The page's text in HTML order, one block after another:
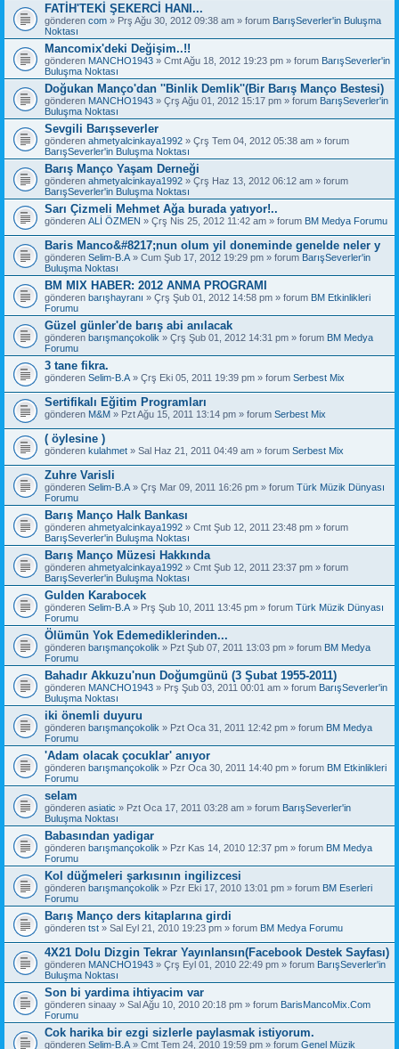
FATİH'TEKİ ŞEKERCİ HANI...
gönderen com » Prş Ağu 30, 2012 09:38 am » forum BarışSeverler'in Buluşma
Noktası
Mancomix'deki Değişim..!!
gönderen MANCHO1943 » Cmt Ağu 18, 2012 19:23 pm » forum BarışSeverler'in
Buluşma Noktası
Doğukan Manço'dan ''Binlik Demlik''(Bir Barış Manço Bestesi)
gönderen MANCHO1943 » Çrş Ağu 01, 2012 15:17 pm » forum BarışSeverler'in
Buluşma Noktası
Sevgili Barışseverler
gönderen ahmetyalcinkaya1992 » Çrş Tem 04, 2012 05:38 am » forum
BarışSeverler'in Buluşma Noktası
Barış Manço Yaşam Derneği
gönderen ahmetyalcinkaya1992 » Çrş Haz 13, 2012 06:12 am » forum
BarışSeverler'in Buluşma Noktası
Sarı Çizmeli Mehmet Ağa burada yatıyor!..
gönderen ALİ ÖZMEN » Çrş Nis 25, 2012 11:42 am » forum BM Medya Forumu
Baris Manco&#8217;nun olum yil doneminde genelde neler y
gönderen Selim-B.A » Cum Şub 17, 2012 19:29 pm » forum BarışSeverler'in
Buluşma Noktası
BM MIX HABER: 2012 ANMA PROGRAMI
gönderen barışhayranı » Çrş Şub 01, 2012 14:58 pm » forum BM Etkinlikleri
Forumu
Güzel günler'de barış abi anılacak
gönderen barışmançokolik » Çrş Şub 01, 2012 14:31 pm » forum BM Medya
Forumu
3 tane fikra.
gönderen Selim-B.A » Çrş Eki 05, 2011 19:39 pm » forum Serbest Mix
Sertifikalı Eğitim Programları
gönderen M&M » Pzt Ağu 15, 2011 13:14 pm » forum Serbest Mix
( öylesine )
gönderen kulahmet » Sal Haz 21, 2011 04:49 am » forum Serbest Mix
Zuhre Varisli
gönderen Selim-B.A » Çrş Mar 09, 2011 16:26 pm » forum Türk Müzik Dünyası
Forumu
Barış Manço Halk Bankası
gönderen ahmetyalcinkaya1992 » Cmt Şub 12, 2011 23:48 pm » forum
BarışSeverler'in Buluşma Noktası
Barış Manço Müzesi Hakkında
gönderen ahmetyalcinkaya1992 » Cmt Şub 12, 2011 23:37 pm » forum
BarışSeverler'in Buluşma Noktası
Gulden Karabocek
gönderen Selim-B.A » Prş Şub 10, 2011 13:45 pm » forum Türk Müzik Dünyası
Forumu
Ölümün Yok Edemediklerinden...
gönderen barışmançokolik » Pzt Şub 07, 2011 13:03 pm » forum BM Medya
Forumu
Bahadır Akkuzu'nun Doğumgünü (3 Şubat 1955-2011)
gönderen MANCHO1943 » Prş Şub 03, 2011 00:01 am » forum BarışSeverler'in
Buluşma Noktası
iki önemli duyuru
gönderen barışmançokolik » Pzt Oca 31, 2011 12:42 pm » forum BM Medya
Forumu
'Adam olacak çocuklar' anıyor
gönderen barışmançokolik » Pzr Oca 30, 2011 14:40 pm » forum BM Etkinlikleri
Forumu
selam
gönderen asiatic » Pzt Oca 17, 2011 03:28 am » forum BarışSeverler'in
Buluşma Noktası
Babasından yadigar
gönderen barışmançokolik » Pzr Kas 14, 2010 12:37 pm » forum BM Medya
Forumu
Kol düğmeleri şarkısının ingilizcesi
gönderen barışmançokolik » Pzr Eki 17, 2010 13:01 pm » forum BM Eserleri
Forumu
Barış Manço ders kitaplarına girdi
gönderen tst » Sal Eyl 21, 2010 19:23 pm » forum BM Medya Forumu
4X21 Dolu Dizgin Tekrar Yayınlansın(Facebook Destek Sayfası)
gönderen MANCHO1943 » Çrş Eyl 01, 2010 22:49 pm » forum BarışSeverler'in
Buluşma Noktası
Son bi yardima ihtiyacim var
gönderen sinaay » Sal Ağu 10, 2010 20:18 pm » forum BarisMancoMix.Com
Forumu
Cok harika bir ezgi sizlerle paylasmak istiyorum.
gönderen Selim-B.A » Cmt Tem 24, 2010 19:59 pm » forum Genel Müzik